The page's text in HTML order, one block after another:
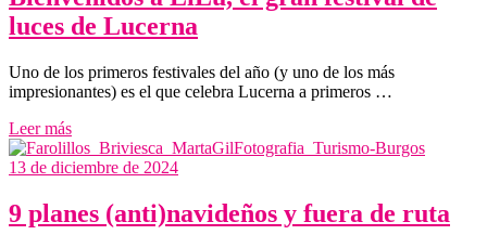
luces de Lucerna
Uno de los primeros festivales del año (y uno de los más
impresionantes) es el que celebra Lucerna a primeros …
Leer más
13 de diciembre de 2024
9 planes (anti)navideños y fuera de ruta